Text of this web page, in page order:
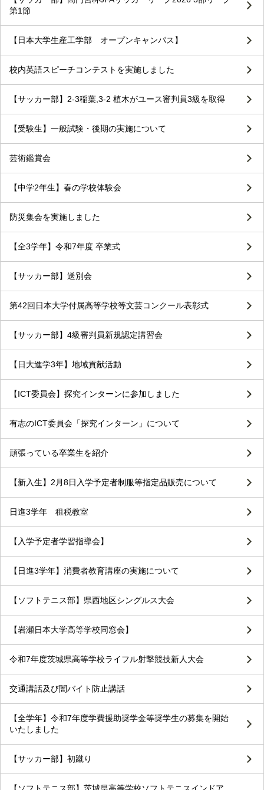
第1節
【日本大学生産工学部 オープンキャンパス】
校内英語スピーチコンテストを実施しました
【サッカー部】2-3稲葉,3-2 植木がユース審判員3級を取得
【受験生】一般試験・後期の実施について
芸術鑑賞会
【中学2年生】春の学校体験会
防災集会を実施しました
【全3学年】令和7年度 卒業式
【サッカー部】送別会
第42回日本大学付属高等学校等文芸コンクール表彰式
【サッカー部】4級審判員新規認定講習会
【日大進学3年】地域貢献活動
【ICT委員会】探究インターンに参加しました
有志のICT委員会「探究インターン」について
頑張っている卒業生を紹介
【新入生】2月8日入学予定者制服等指定品販売について
日進3学年 租税教室
【入学予定者学習指導会】
【日進3学年】消費者教育講座の実施について
【ソフトテニス部】県西地区シングルス大会
【岩瀬日本大学高等学校同窓会】
令和7年度茨城県高等学校ライフル射撃競技新人大会
交通講話及び闇バイト防止講話
【全学年】令和7年度学費援助奨学金等奨学生の募集を開始
いたしました
【サッカー部】初蹴り